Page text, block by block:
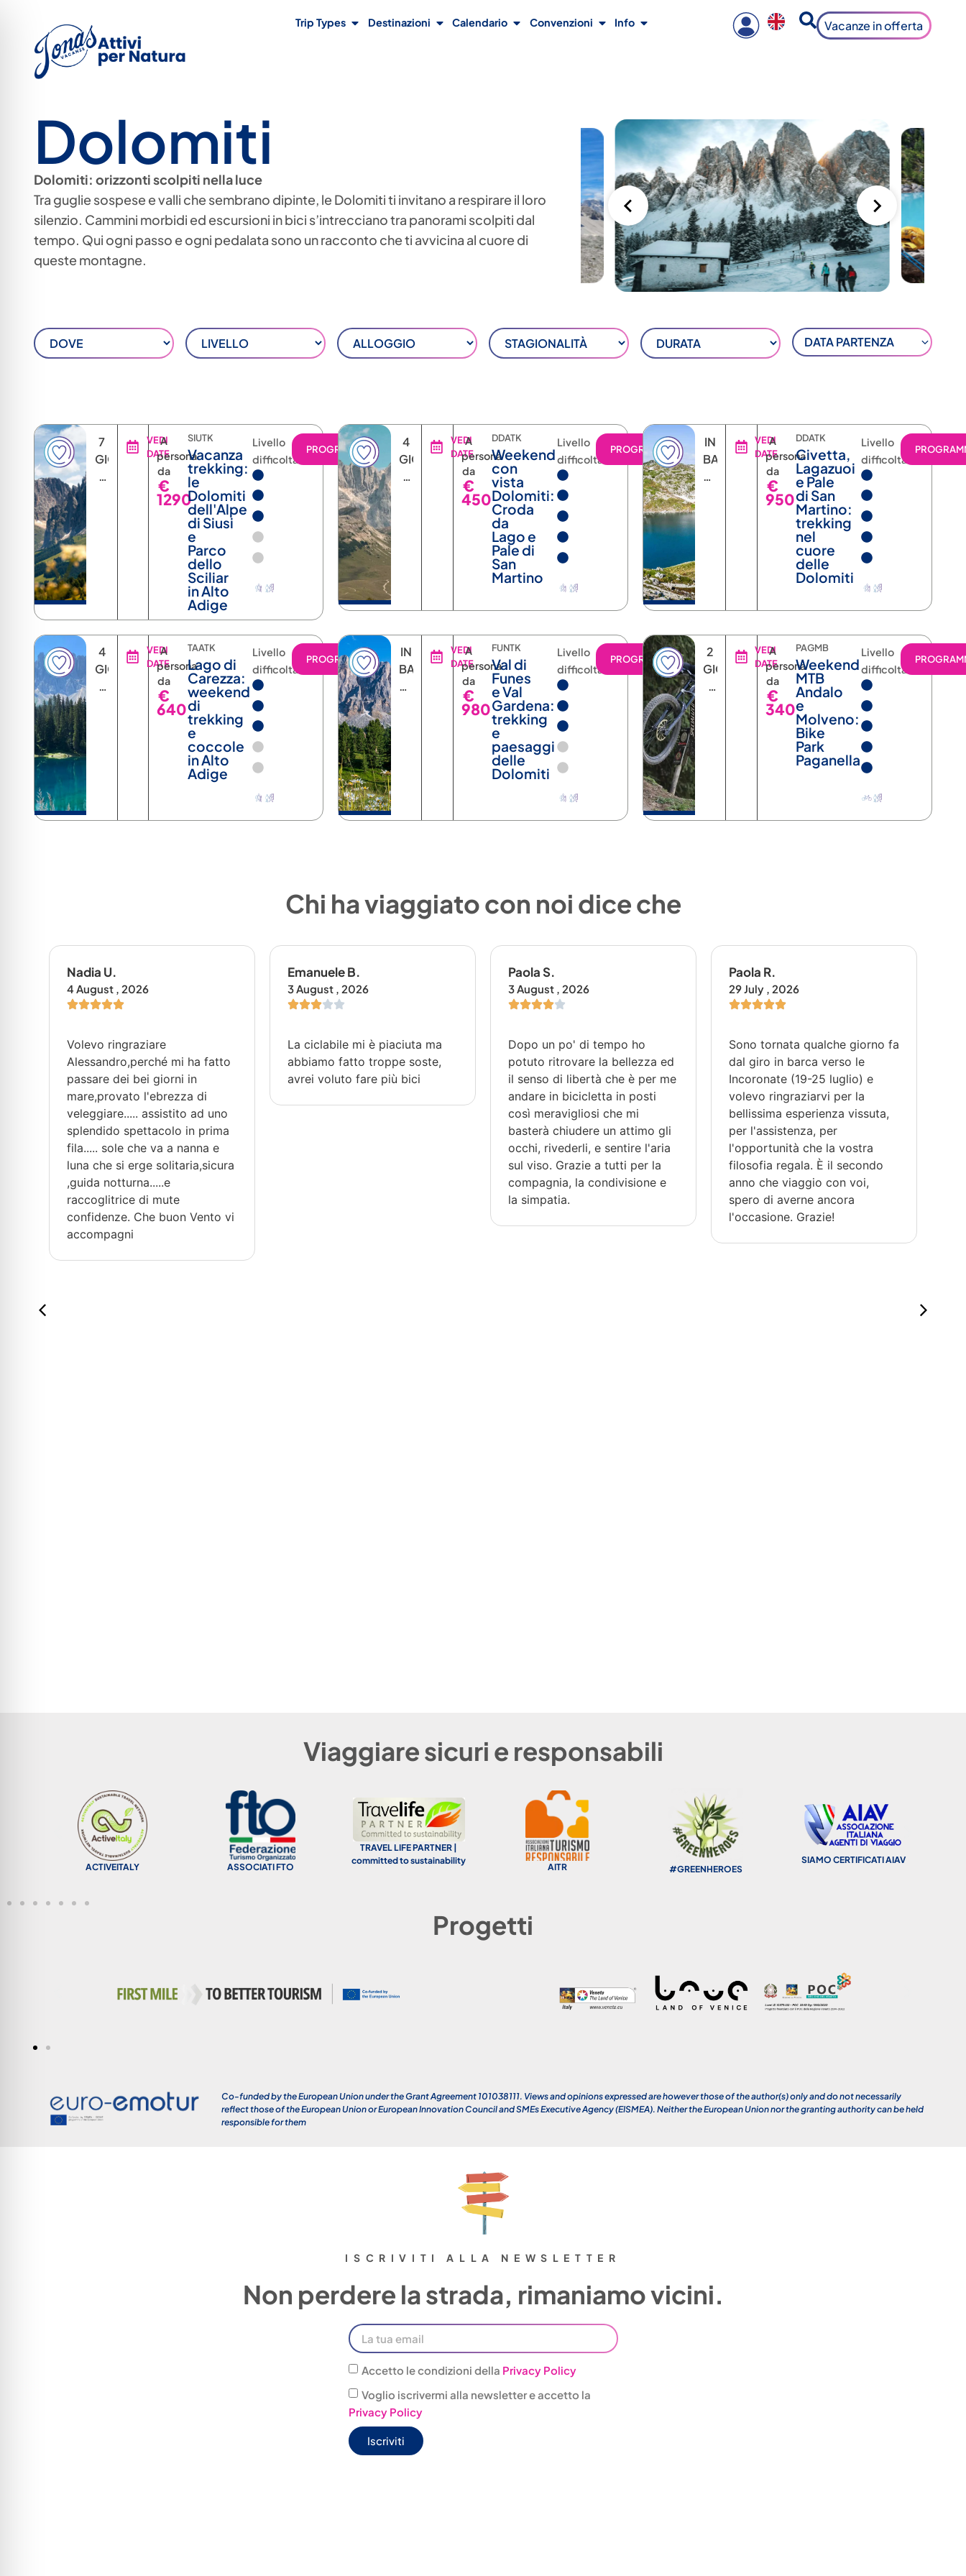
Trip Types Destinazioni Calendario Convenzioni Info Vacanze in offerta
Dolomiti
Dolomiti: orizzonti scolpiti nella luce
Tra guglie sospese e valli che sembrano dipinte, le Dolomiti ti invitano a respirare il loro
silenzio. Cammini morbidi ed escursioni in bici s’intrecciano tra panorami scolpiti dal
tempo. Qui ogni passo e ogni pedalata sono un racconto che ti avvicina al cuore di
queste montagne.
DATA PARTENZA
7
GIORNI
6
VEDI
DATE
A
persona
da
€
1290
SIUTK
Vacanza
trekking:
le
Dolomiti
dell'Alpe
di Siusi
e
Parco
dello
Sciliar
in Alto
Adige
Livello
difficoltà
PROGRAMMA
4
GIORNI
3
VEDI
DATE
A
persona
da
€
450
DDATK
Weekend
con
vista
Dolomiti:
Croda
da
Lago e
Pale di
San
Martino
Livello
difficoltà
PROGRAMMA
IN
BASE
ALLA
VEDI
DATE
A
persona
da
€
950
DDATK
Civetta,
Lagazuoi
e Pale
di San
Martino:
trekking
nel
cuore
delle
Dolomiti
Livello
difficoltà
4
GIORNI
3
VEDI
DATE
A
persona
da
€
640
TAATK
Lago di
Carezza:
weekend
di
trekking
e
coccole
in Alto
Adige
Livello
difficoltà
PROGRAMMA
IN
BASE
ALLA
VEDI
DATE
A
persona
da
€
980
FUNTK
Val di
Funes
e Val
Gardena:
trekking
e
paesaggi
delle
Dolomiti
Livello
difficoltà
PROGRAMMA
2
GIORNI
1
VEDI
DATE
A
persona
da
€
340
PAGMB
Weekend
MTB
Andalo
e
Molveno:
Bike
Park
Paganella
Livello
difficoltà
Chi ha viaggiato con noi dice che
Nadia U.
4 August , 2026
Volevo ringraziare
Alessandro,perché mi ha fatto
passare dei bei giorni in
mare,provato l'ebrezza di
veleggiare..... assistito ad uno
splendido spettacolo in prima
fila..... sole che va a nanna e
luna che si erge solitaria,sicura
,guida notturna.....e
raccoglitrice di mute
confidenze. Che buon Vento vi
accompagni
Emanuele B.
3 August , 2026
La ciclabile mi è piaciuta ma
abbiamo fatto troppe soste,
avrei voluto fare più bici
Paola S.
3 August , 2026
Dopo un po' di tempo ho
potuto ritrovare la bellezza ed
il senso di libertà che è per me
andare in bicicletta in posti
così meravigliosi che mi
basterà chiudere un attimo gli
occhi, rivederli, e sentire l'aria
sul viso. Grazie a tutti per la
compagnia, la condivisione e
la simpatia.
Paola R.
29 July , 2026
Sono tornata qualche giorno fa
dal giro in barca verso le
Incoronate (19-25 luglio) e
volevo ringraziarvi per la
bellissima esperienza vissuta,
per l'assistenza, per
l'opportunità che la vostra
filosofia regala. È il secondo
anno che viaggio con voi,
spero di averne ancora
l'occasione. Grazie!
Viaggiare sicuri e responsabili
ACTIVEITALY ASSOCIATI FTO
TRAVEL LIFE PARTNER |
committed to sustainability
AITR #GREENHEROES
SIAMO CERTIFICATI AIAV
Progetti
Co-funded by the European Union under the Grant Agreement 101038111. Views and opinions expressed are however those of the author(s) only and do not necessarily
reflect those of the European Union or European Innovation Council and SMEs Executive Agency (EISMEA). Neither the European Union nor the granting authority can be held
responsible for them
ISCRIVITI ALLA NEWSLETTER
Non perdere la strada, rimaniamo vicini.
Accetto le condizioni della Privacy Policy
Voglio iscrivermi alla newsletter e accetto la
Privacy Policy
Iscriviti